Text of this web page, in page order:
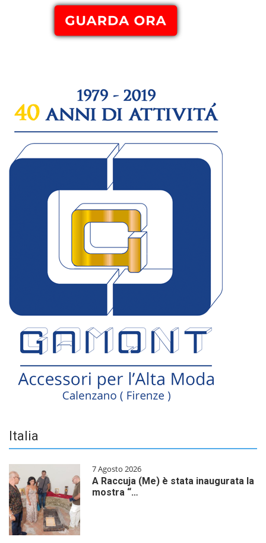
Italia
7 Agosto 2026
A Raccuja (Me) è stata inaugurata la
mostra “…